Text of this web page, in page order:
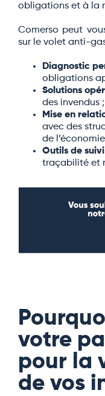
obligations et à la
Comerso peut
sur le volet anti-
Diagnostic
obligations
Solutions
des invendus ;
Mise en
avec des
de
Outils de
traçabilité et
votre
pour la
de vos